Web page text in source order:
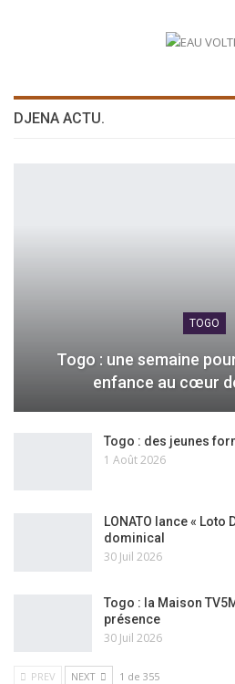
DJENA ACTU.
TOGO
Togo : une semaine
enfance au cœur
Togo : des jeunes
1 Août 2026
LONATO lance « Loto
dominical
30 Juil 2026
Togo : la Maison
présence
30 Juil 2026
PREV NEXT 1 de 355